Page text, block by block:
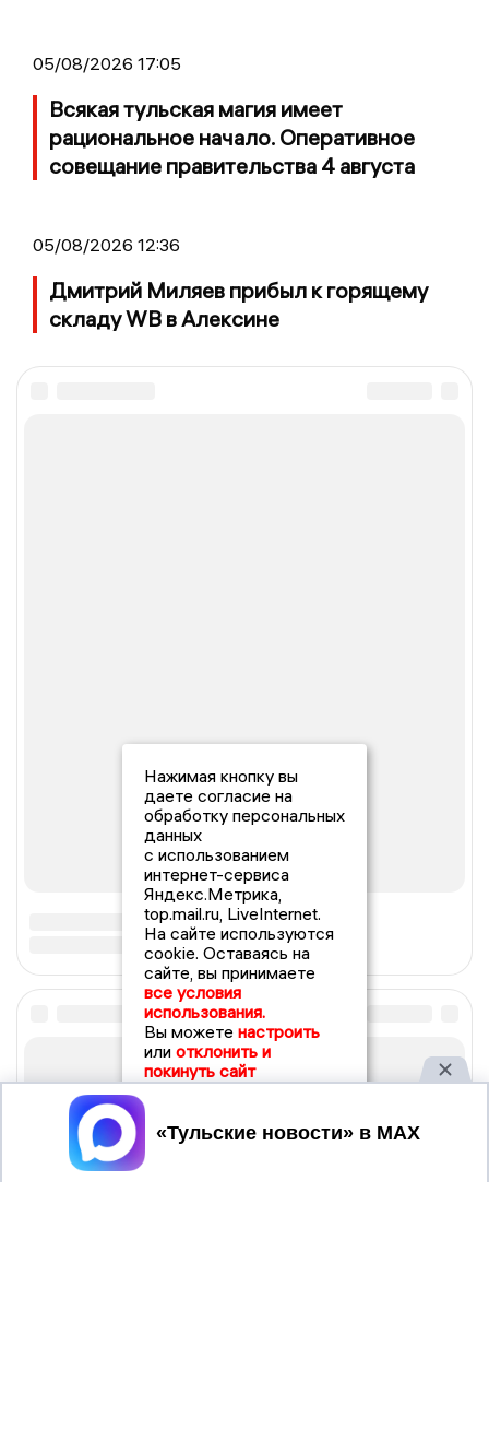
05/08/2026 17:05
Всякая тульская магия имеет
рациональное начало. Оперативное
совещание правительства 4 августа
05/08/2026 12:36
Дмитрий Миляев прибыл к горящему
складу WB в Алексине
Нажимая кнопку вы
даете согласие на
обработку персональных
данных
с использованием
интернет-сервиса
Яндекс.Метрика,
top.mail.ru, LiveInternet.
На сайте используются
cookie. Оставаясь на
сайте, вы принимаете
все условия
использования.
Вы можете настроить
или отклонить и
покинуть сайт
Принять